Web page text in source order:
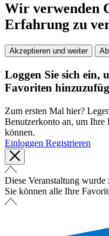
Wir verwenden
Erfahrung zu
Akzeptieren und weiter
Loggen Sie sich ein,
Favoriten
Zum ersten Mal hier?
Benutzerkonto an, um Ihre
können.
Einloggen Registrieren
Diese Veranstaltung
Sie können alle Ihre